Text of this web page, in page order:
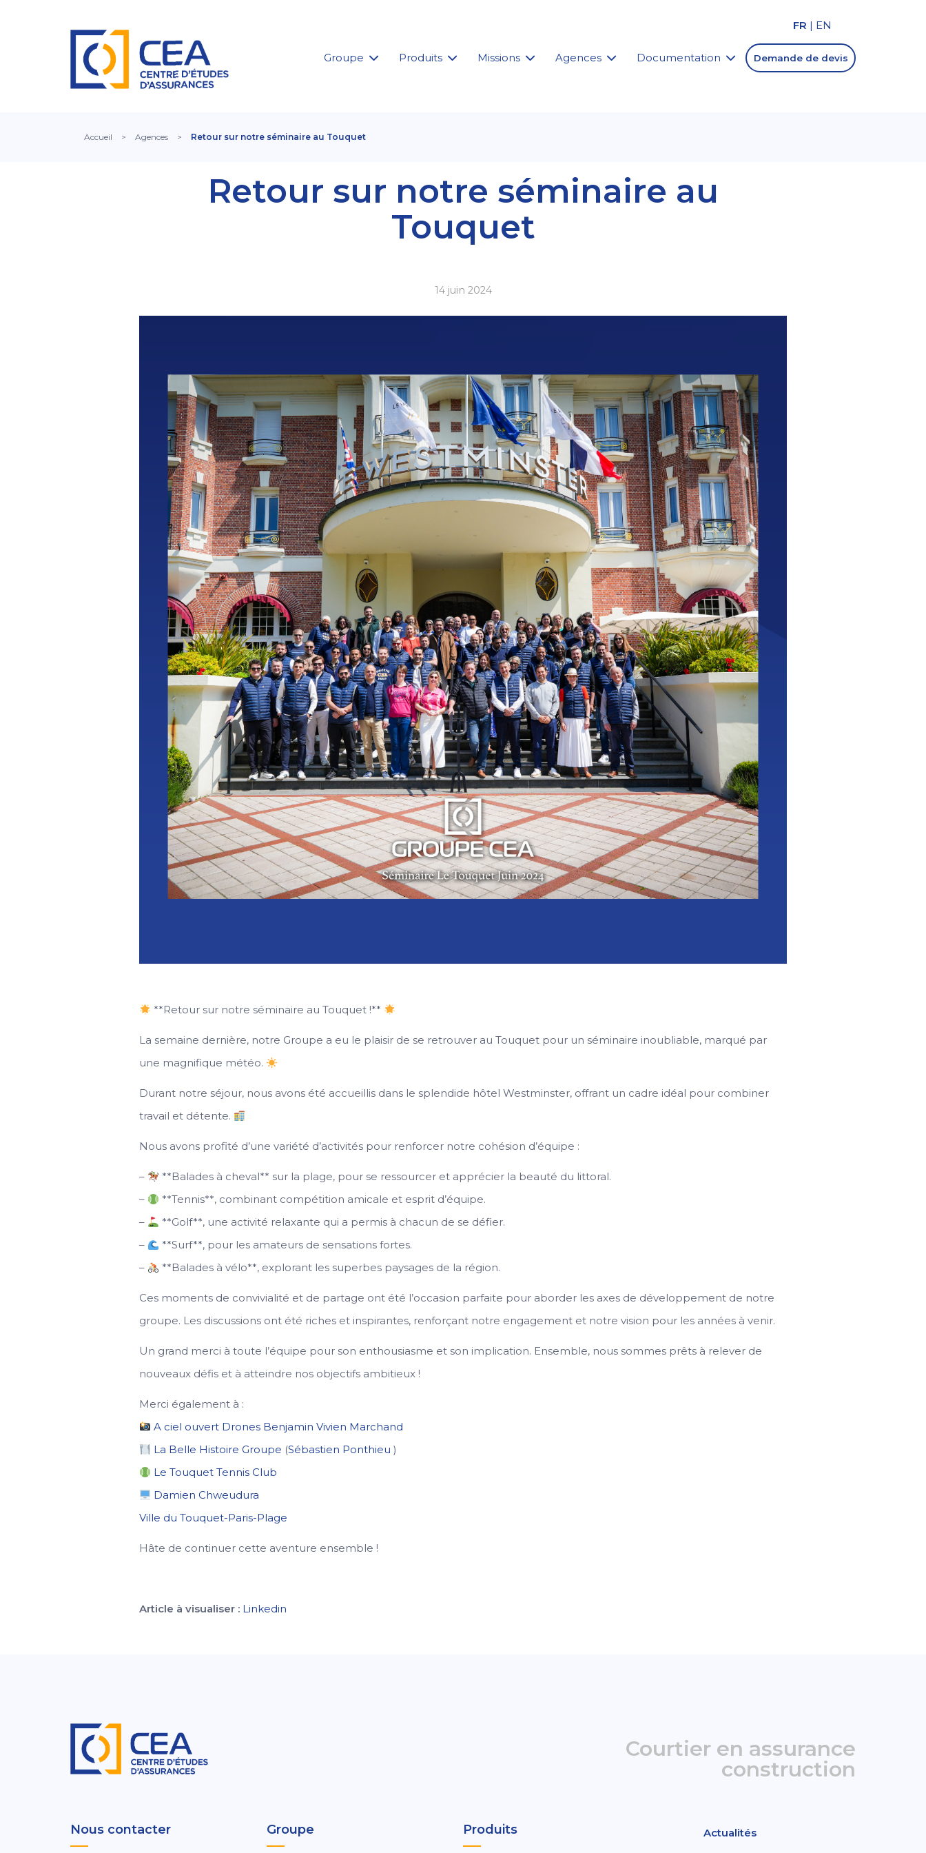
FR | EN
Groupe Produits Missions Agences Documentation Demande de devis
Accueil > Agences > Retour sur notre séminaire au Touquet
Retour sur notre séminaire au
Touquet
14 juin 2024
**Retour sur notre séminaire au Touquet !**
La semaine dernière, notre Groupe a eu le plaisir de se retrouver au Touquet pour un séminaire inoubliable, marqué par
une magnifique météo.
Durant notre séjour, nous avons été accueillis dans le splendide hôtel Westminster, offrant un cadre idéal pour combiner
travail et détente.
Nous avons profité d’une variété d’activités pour renforcer notre cohésion d’équipe :
–
**Balades à cheval** sur la plage, pour se ressourcer et apprécier la beauté du littoral.
–
**Tennis**, combinant compétition amicale et esprit d’équipe.
–
**Golf**, une activité relaxante qui a permis à chacun de se défier.
–
**Surf**, pour les amateurs de sensations fortes.
–
**Balades à vélo**, explorant les superbes paysages de la région.
Ces moments de convivialité et de partage ont été l’occasion parfaite pour aborder les axes de développement de notre
groupe. Les discussions ont été riches et inspirantes, renforçant notre engagement et notre vision pour les années à venir.
Un grand merci à toute l’équipe pour son enthousiasme et son implication. Ensemble, nous sommes prêts à relever de
nouveaux défis et à atteindre nos objectifs ambitieux !
Merci également à :
A ciel ouvert Drones Benjamin Vivien Marchand
La Belle Histoire Groupe (Sébastien Ponthieu )
Le Touquet Tennis Club
Damien Chweudura
Ville du Touquet-Paris-Plage
Hâte de continuer cette aventure ensemble !
Article à visualiser : Linkedin
Courtier en assurance
construction
Nous contacter Groupe Produits Actualités